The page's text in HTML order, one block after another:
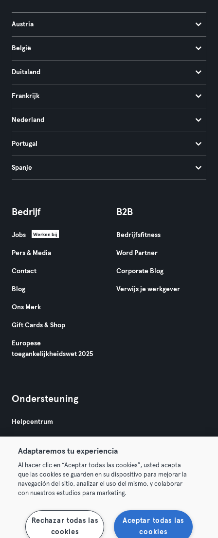
Austria
België
Duitsland
Frankrijk
Nederland
Portugal
Spanje
Bedrijf
Jobs Werken bij
Pers & Media
Contact
Blog
Ons Merk
Gift Cards & Shop
Europese
toegankelijkheidswet 2025
B2B
Bedrijfsfitness
Word Partner
Corporate Blog
Verwijs je werkgever
Ondersteuning
Helpcentrum
Algemene Voorwaarden Privacy
Membership opzeggen Trek hier je contract terug
Adaptaremos tu experiencia
Al hacer clic en “Aceptar todas las cookies”, usted acepta
que las cookies se guarden en su dispositivo para mejorar la
navegación del sitio, analizar el uso del mismo, y colaborar
con nuestros estudios para marketing.
Aceptar todas las
cookies
Rechazar todas las
cookies